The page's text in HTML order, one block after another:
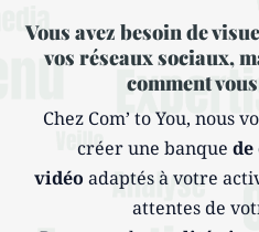
Vous avez besoin de
vos réseaux sociaux,
comment
Chez Com’ to You, nous
créer une banque de
vidéo adaptés à votre
attentes de